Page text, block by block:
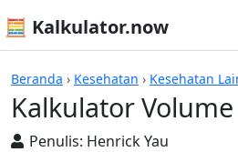
🧮 Kalkulator.now
Beranda › Kesehatan › Kesehatan
Kalkulator
Penulis: Henrick Yau
Kalkulator-kalkulator